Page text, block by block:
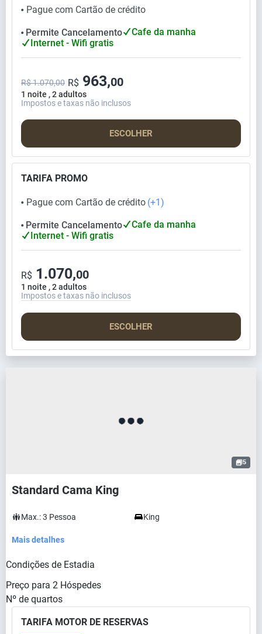
⬤ Pague com Cartão de crédito
⬤ Permite Cancelamento
Cafe da manha
Internet - Wifi gratis
1 noite , 2 adultos
R$ 1.070,00 R$ 963,00
Impostos e taxas não inclusos
ESCOLHER
TARIFA PROMO
⬤ Pague com Cartão de crédito (+1)
⬤ Permite Cancelamento
Cafe da manha
Internet - Wifi gratis
1 noite , 2 adultos
R$ 1.070,00
Impostos e taxas não inclusos
ESCOLHER
5
Standard Cama King
Max.:3 Pessoa King
Mais detalhes
Condições de Estadia
Preço para 2 Hóspedes
Nº de quartos
TARIFA MOTOR DE RESERVAS